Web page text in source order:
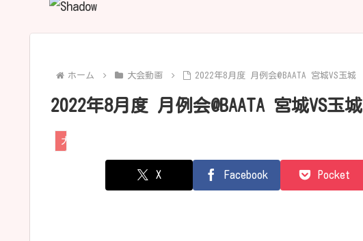
ホーム 大会動画 2022年8月度 月例会@BAATA 宮城VS玉城
2022年8月度 月例会@BAATA 宮城VS玉城
大会動画
X Facebook Pocket